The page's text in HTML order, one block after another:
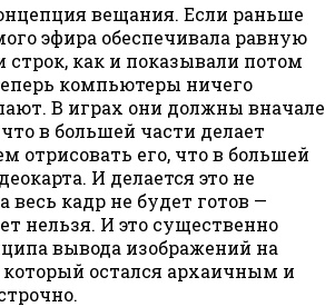
вещания. Если раньше
эфира обеспечивала равную
строк, как и показывали потом
компьютеры ничего
В играх они должны вначале
в большей части делает
отрисовать его, что в большей
И делается это не
весь кадр не будет готов —
нельзя. И это существенно
вывода изображений на
который остался архаичным и